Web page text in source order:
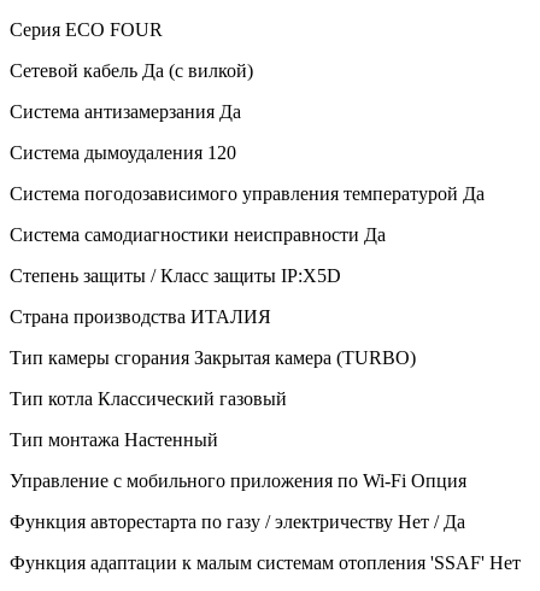
Серия ECO FOUR
Сетевой кабель Да (с вилкой)
Система антизамерзания Да
Система дымоудаления 120
Система погодозависимого управления температурой Да
Система самодиагностики неисправности Да
Степень защиты / Класс защиты IP:X5D
Страна производства ИТАЛИЯ
Тип камеры сгорания Закрытая камера (TURBO)
Тип котла Классический газовый
Тип монтажа Настенный
Управление c мобильного приложения по Wi-Fi Опция
Функция авторестарта по газу / электричеству Нет / Да
Функция адаптации к малым системам отопления 'SSAF' Нет